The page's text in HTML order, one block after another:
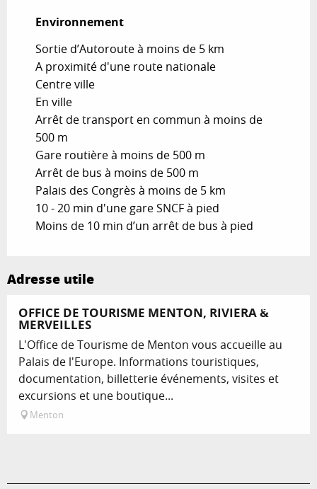
Environnement
Environnement
Sortie d’Autoroute à moins de 5 km
A proximité d'une route nationale
Centre ville
En ville
Arrêt de transport en commun à moins de
500 m
Gare routière à moins de 500 m
Arrêt de bus à moins de 500 m
Palais des Congrès à moins de 5 km
10 - 20 min d'une gare SNCF à pied
Moins de 10 min d’un arrêt de bus à pied
Adresse utile
OFFICE DE TOURISME MENTON, RIVIERA &
MERVEILLES
L'Office de Tourisme de Menton vous accueille au
Palais de l'Europe. Informations touristiques,
documentation, billetterie événements, visites et
excursions et une boutique...
Menton
Réservable